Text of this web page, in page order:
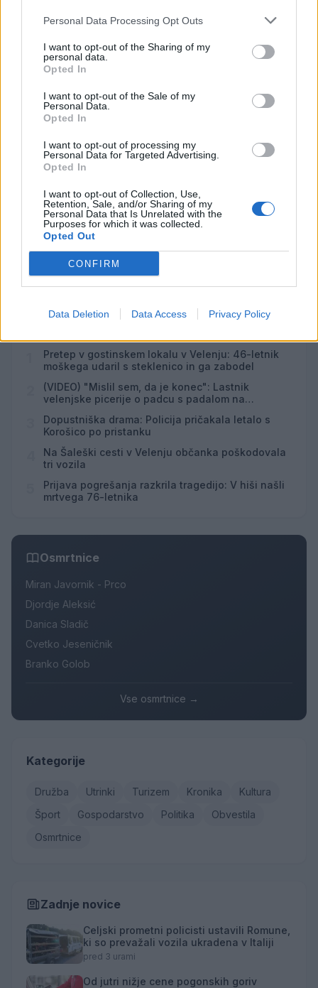
Personal Data Processing Opt Outs
I want to opt-out of the Sharing of my
personal data.
Opted In
I want to opt-out of the Sale of my
Personal Data.
Opted In
I want to opt-out of processing my
Personal Data for Targeted Advertising.
Opted In
I want to opt-out of Collection, Use,
Retention, Sale, and/or Sharing of my
Personal Data that Is Unrelated with the
Purposes for which it was collected.
Opted Out
CONFIRM
Data Deletion Data Access Privacy Policy
Failed to fetch
Prihajajoči dogodki
AVG
10
Minute za šah z Nejcem
09:00
AVG
10
10 09:30
AVG
10
ŠŠK RIBNO ‘26
Pretep v gostinskem lokalu v Velenju: 46-letnik
moškega udaril s steklenico in ga zabodel
(VIDEO) "Mislil sem, da je konec": Lastnik
velenjske picerije o padcu s padalom na
Dopustniška drama: Policija pričakala letalo s
Korošico po pristanku
Na Šaleški cesti v Velenju občanka poškodovala
tri vozila
Prijava pogrešanja razkrila tragedijo: V hiši našli
mrtvega 76-letnika
Osmrtnice
Miran Javornik - Prco
Djordje Aleksić
Danica Sladič
Cvetko Jeseničnik
Branko Golob
Vse osmrtnice →
Kategorije
Družba Utrinki Turizem Kronika
Kultura
Šport
Gospodarstvo Politika
Obvestila
Osmrtnice
Zadnje novice
Celjski prometni policisti ustavili Romune,
ki so prevažali vozila ukradena v Italiji
pred 3 urami
Od jutri nižje cene pogonskih goriv